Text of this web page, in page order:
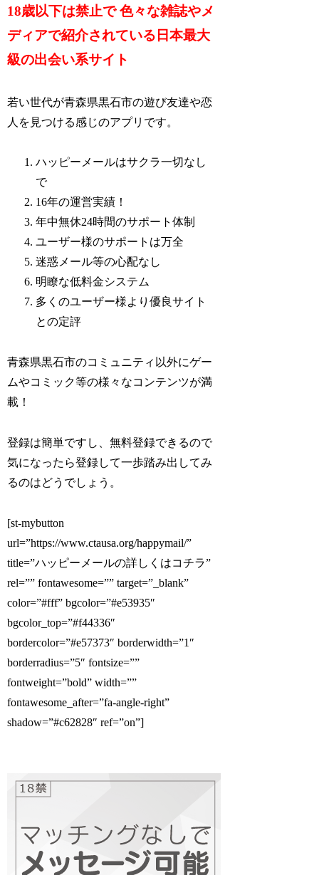
18歳以下は禁止で 色々な雑誌やメ
ディアで紹介されている日本最大
級の出会い系サイト
若い世代が青森県黒石市の遊び友達や恋
人を見つける感じのアプリです。
ハッピーメールはサクラ一切なし
で
16年の運営実績！
年中無休24時間のサポート体制
ユーザー様のサポートは万全
迷惑メール等の心配なし
明瞭な低料金システム
多くのユーザー様より優良サイト
との定評
青森県黒石市のコミュニティ以外にゲー
ムやコミック等の様々なコンテンツが満
載！
登録は簡単ですし、無料登録できるので
気になったら登録して一歩踏み出してみ
るのはどうでしょう。
[st-mybutton
url=”https://www.ctausa.org/happymail/”
title=”ハッピーメールの詳しくはコチラ”
rel=”” fontawesome=”” target=”_blank”
color=”#fff” bgcolor=”#e53935″
bgcolor_top=”#f44336″
bordercolor=”#e57373″ borderwidth=”1″
borderradius=”5″ fontsize=””
fontweight=”bold” width=””
fontawesome_after=”fa-angle-right”
shadow=”#c62828″ ref=”on”]